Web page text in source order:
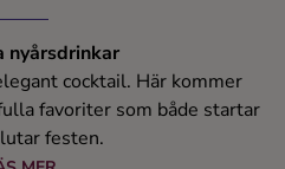
nyårsdrinkar
cocktail. Här kommer
favoriter som både startar
festen.